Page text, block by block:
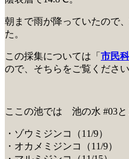
朝まで雨が降っていたので
た。
この採集については「 市民
ので、そちらをご覧ください
ここの池では 池の水 #03と
・ゾウミジンコ（11/9）
・オカメミジンコ（11/9）